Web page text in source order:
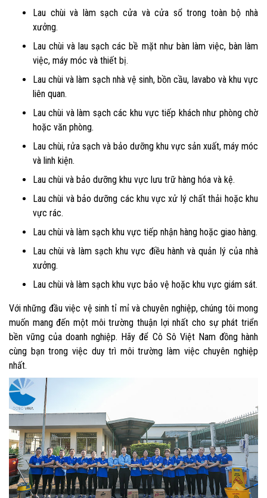
Lau chùi và làm sạch cửa và cửa sổ trong toàn bộ nhà
xưởng.
Lau chùi và lau sạch các bề mặt như bàn làm việc, bàn làm
việc, máy móc và thiết bị.
Lau chùi và làm sạch nhà vệ sinh, bồn cầu, lavabo và khu vực
liên quan.
Lau chùi và làm sạch các khu vực tiếp khách như phòng chờ
hoặc văn phòng.
Lau chùi, rửa sạch và bảo dưỡng khu vực sản xuất, máy móc
và linh kiện.
Lau chùi và bảo dưỡng khu vực lưu trữ hàng hóa và kệ.
Lau chùi và bảo dưỡng các khu vực xử lý chất thải hoặc khu
vực rác.
Lau chùi và làm sạch khu vực tiếp nhận hàng hoặc giao hàng.
Lau chùi và làm sạch khu vực điều hành và quản lý của nhà
xưởng.
Lau chùi và làm sạch khu vực bảo vệ hoặc khu vực giám sát.
Với những đầu việc vệ sinh tỉ mỉ và chuyên nghiệp, chúng tôi mong
muốn mang đến một môi trường thuận lợi nhất cho sự phát triển
bền vững của doanh nghiệp. Hãy để Cô Sô Việt Nam đồng hành
cùng bạn trong việc duy trì môi trường làm việc chuyên nghiệp
nhất.